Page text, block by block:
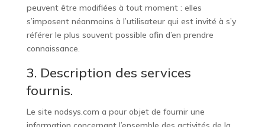
peuvent être modifiées à tout moment : elles
s’imposent néanmoins à l’utilisateur qui est invité à s’y
référer le plus souvent possible afin d’en prendre
connaissance.
3. Description des services
fournis.
Le site nodsys.com a pour objet de fournir une